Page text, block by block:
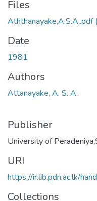
Files
Aththanayake,A.S.A..pdf
Date
1981
Authors
Attanayake, A. S. A.
Publisher
University of
URI
https://ir.lib.pdn.ac.lk/
Collections